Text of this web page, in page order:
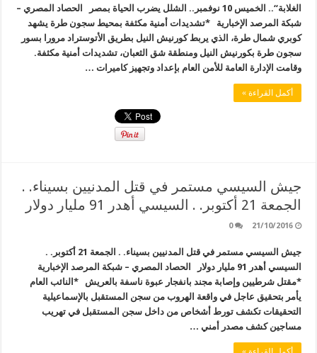
الغلابة“.. الخميس 10 نوفمبر.. الشلل يضرب الحياة بمصر الحصاد المصري –
شبكة المرصد الإخبارية *تشديدات أمنية مكثفة بمحيط سجون طرة يشهد
كوبري شمال طرة، الذي يربط كورنيش النيل بطريق الأتوستراد مرورا بسور
سجون طرة بكورنيش النيل ومنطقة شق الثعبان، تشديدات أمنية مكثفة.
وقامت الإدارة العامة للأمن العام بإعداد وتجهيز كاميرات …
أكمل القراءة »
جيش السيسي مستمر في قتل المدنيين بسيناء. .
الجمعة 21 أكتوبر. . السيسي أهدر 91 مليار دولار
21/10/2016
0
جيش السيسي مستمر في قتل المدنيين بسيناء. . الجمعة 21 أكتوبر. .
السيسي أهدر 91 مليار دولار الحصاد المصري – شبكة المرصد الإخبارية
*مقتل شرطيين وإصابة مجند بانفجار عبوة ناسفة بالعريش *النائب العام
يأمر بتحقيق عاجل في واقعة الهروب من سجن المستقبل بالإسماعيلية
التحقيقات تكشف تورط أشخاص من داخل سجن المستقبل في تهريب
مساجين كشف مصدر أمني …